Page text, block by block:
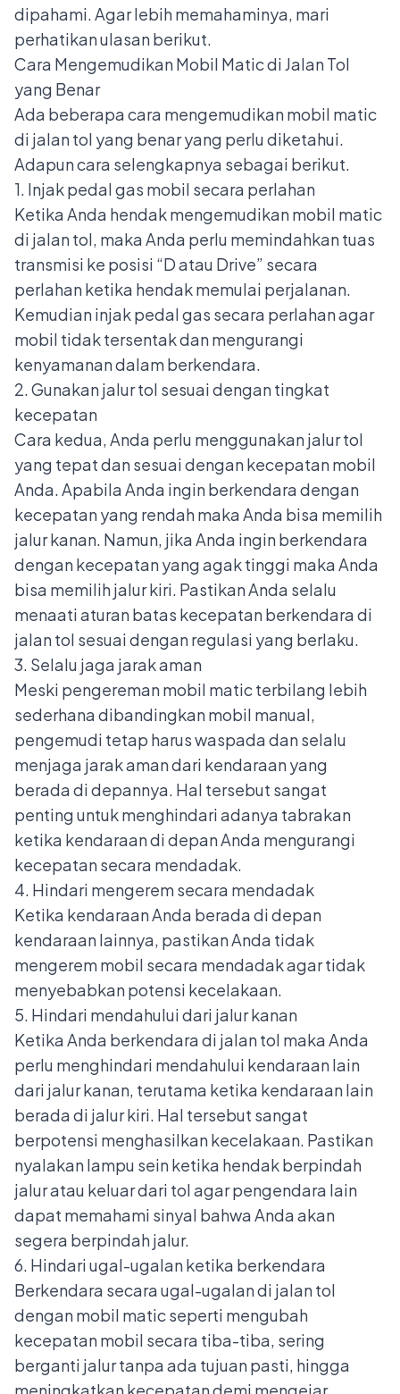
dipahami. Agar lebih memahaminya, mari
perhatikan ulasan berikut.
Cara Mengemudikan Mobil Matic di Jalan Tol
yang Benar
Ada beberapa cara mengemudikan mobil matic
di jalan tol yang benar yang perlu diketahui.
Adapun cara selengkapnya sebagai berikut.
1. Injak pedal gas mobil secara perlahan
Ketika Anda hendak mengemudikan mobil matic
di jalan tol, maka Anda perlu memindahkan tuas
transmisi ke posisi “D atau Drive” secara
perlahan ketika hendak memulai perjalanan.
Kemudian injak pedal gas secara perlahan agar
mobil tidak tersentak dan mengurangi
kenyamanan dalam berkendara.
2. Gunakan jalur tol sesuai dengan tingkat
kecepatan
Cara kedua, Anda perlu menggunakan jalur tol
yang tepat dan sesuai dengan kecepatan mobil
Anda. Apabila Anda ingin berkendara dengan
kecepatan yang rendah maka Anda bisa memilih
jalur kanan. Namun, jika Anda ingin berkendara
dengan kecepatan yang agak tinggi maka Anda
bisa memilih jalur kiri. Pastikan Anda selalu
menaati aturan batas kecepatan berkendara di
jalan tol sesuai dengan regulasi yang berlaku.
3. Selalu jaga jarak aman
Meski pengereman mobil matic terbilang lebih
sederhana dibandingkan mobil manual,
pengemudi tetap harus waspada dan selalu
menjaga jarak aman dari kendaraan yang
berada di depannya. Hal tersebut sangat
penting untuk menghindari adanya tabrakan
ketika kendaraan di depan Anda mengurangi
kecepatan secara mendadak.
4. Hindari mengerem secara mendadak
Ketika kendaraan Anda berada di depan
kendaraan lainnya, pastikan Anda tidak
mengerem mobil secara mendadak agar tidak
menyebabkan potensi kecelakaan.
5. Hindari mendahului dari jalur kanan
Ketika Anda berkendara di jalan tol maka Anda
perlu menghindari mendahului kendaraan lain
dari jalur kanan, terutama ketika kendaraan lain
berada di jalur kiri. Hal tersebut sangat
berpotensi menghasilkan kecelakaan. Pastikan
nyalakan lampu sein ketika hendak berpindah
jalur atau keluar dari tol agar pengendara lain
dapat memahami sinyal bahwa Anda akan
segera berpindah jalur.
6. Hindari ugal-ugalan ketika berkendara
Berkendara secara ugal-ugalan di jalan tol
dengan mobil matic seperti mengubah
kecepatan mobil secara tiba-tiba, sering
berganti jalur tanpa ada tujuan pasti, hingga